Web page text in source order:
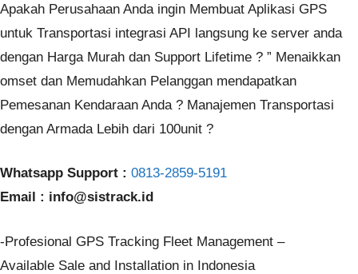
Apakah Perusahaan Anda ingin Membuat Aplikasi GPS
untuk Transportasi integrasi API langsung ke server anda
dengan Harga Murah dan Support Lifetime ? ” Menaikkan
omset dan Memudahkan Pelanggan mendapatkan
Pemesanan Kendaraan Anda ? Manajemen Transportasi
dengan Armada Lebih dari 100unit ?
Whatsapp Support : 0813-2859-5191
Email : info@sistrack.id
-Profesional GPS Tracking Fleet Management –
Available Sale and Installation in Indonesia